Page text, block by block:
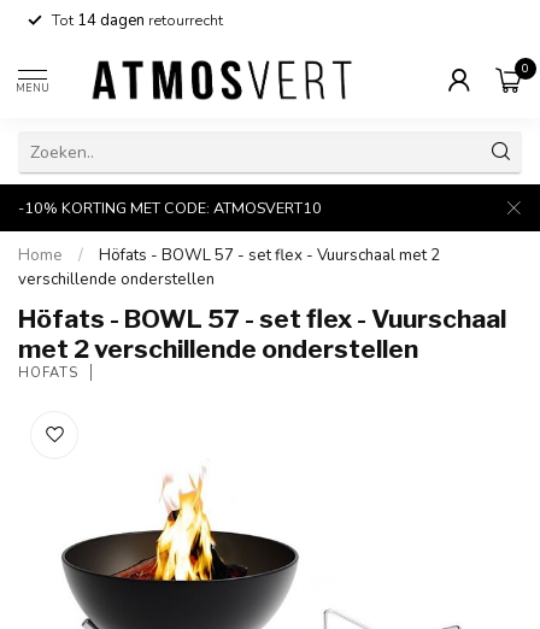
Tot14 dagen retourrecht
MENU
0
-10% KORTING MET CODE: ATMOSVERT10
Home /
Höfats - BOWL 57 - set flex - Vuurschaal met 2
verschillende onderstellen
Höfats - BOWL 57 - set flex - Vuurschaal
met 2 verschillende onderstellen
HÖFATS